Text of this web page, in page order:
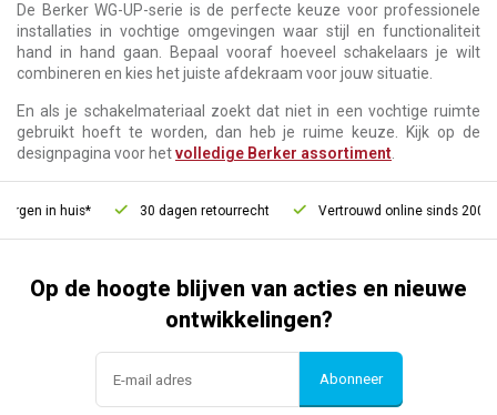
De Berker WG-UP-serie is de perfecte keuze voor professionele
installaties in vochtige omgevingen waar stijl en functionaliteit
hand in hand gaan. Bepaal vooraf hoeveel schakelaars je wilt
combineren en kies het juiste afdekraam voor jouw situatie.
En als je schakelmateriaal zoekt dat niet in een vochtige ruimte
gebruikt hoeft te worden, dan heb je ruime keuze. Kijk op de
designpagina voor hetvolledige Berker assortiment.
in huis* 30 dagen retourrecht Vertrouwd online sinds 2006
Op de hoogte blijven van acties en nieuwe
ontwikkelingen?
Abonneer